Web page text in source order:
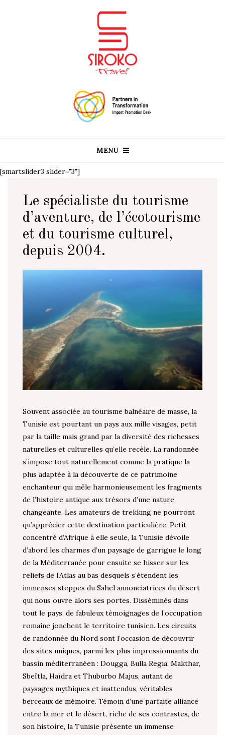
MENU
[smartslider3 slider="3"]
Le spécialiste du tourisme
d’aventure, de l’écotourisme
et du tourisme culturel,
depuis 2004.
Souvent associée au tourisme balnéaire de masse, la
Tunisie est pourtant un pays aux mille visages, petit
par la taille mais grand par la diversité des richesses
naturelles et culturelles qu’elle recèle. La randonnée
s’impose tout naturellement comme la pratique la
plus adaptée à la découverte de ce patrimoine
enchanteur qui mêle harmonieusement les fragments
de l’histoire antique aux trésors d’une nature
changeante. Les amateurs de trekking ne pourront
qu’apprécier cette destination particulière. Petit
concentré d’Afrique à elle seule, la Tunisie dévoile
d’abord les charmes d’un paysage de garrigue le long
de la Méditerranée pour ensuite se hisser sur les
reliefs de l’Atlas au bas desquels s’étendent les
immenses steppes du Sahel annonciatrices du désert
qui nous ouvre alors ses portes. Disséminés dans
tout le pays, de fabuleux témoignages de l’occupation
romaine jonchent le territoire tunisien. Les circuits
de randonnée du Nord sont l’occasion de découvrir
des sites uniques, parmi les plus impressionnants du
bassin méditerranéen : Dougga, Bulla Regia, Makthar,
Sbeïtla, Haïdra et Thuburbo Majus, autant de
paysages mythiques et inattendus, véritables
berceaux de mémoire. Témoin d’une parfaite alliance
entre la mer et le désert, riche de ses contrastes, de
son histoire, la Tunisie présente un immense